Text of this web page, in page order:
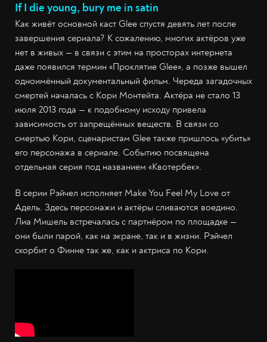
If I die young, bury me in satin
Как живёт основной каст Glee спустя девять лет после
завершения сериала? К сожалению, многих актёров уже
нет в живых — в связи с этим на просторах интернета
даже появился термин «Проклятие Glee», а позже вышел
одноимённый документальный фильм. Череда загадочных
смертей началась с Кори Монтейта. Актёра не стало 13
июля 2013 года — к подобному исходу привела
зависимость от запрещённых веществ. В связи со
смертью Кори, сценаристам Glee также пришлось «убить»
его персонажа в сериале. Событию посвящена
отдельная серия под названием «Квотербек».
В серии Рэйчел исполняет Make You Feel My Love от
Адель. Здесь персонажи и актёры сливаются воедино.
Лиа Мишель встречалась с партнёром по площадке —
они были парой, как на экране, так и в жизни. Рэйчел
скорбит о Финне так же, как и актриса по Кори.